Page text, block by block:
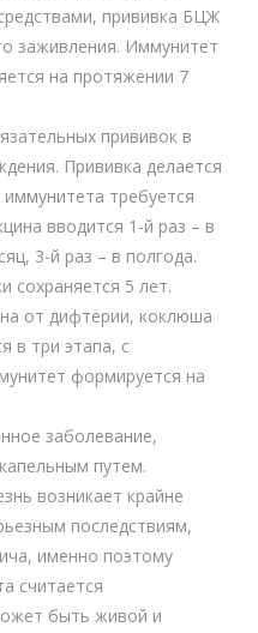
прививка БЦЖ
заживления. Иммунитет
на протяжении 7
прививок в
Прививка делается
требуется
вводится 1-й раз – в
3-й раз – в полгода.
сохраняется 5 лет.
от дифтерии, коклюша
в три этапа, с
формируется на
заболевание,
путем.
возникает крайне
последствиям,
именно поэтому
считается
быть живой и